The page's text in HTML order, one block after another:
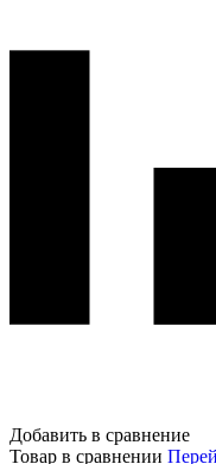
Добавить в сравнение
Товар в сравнении